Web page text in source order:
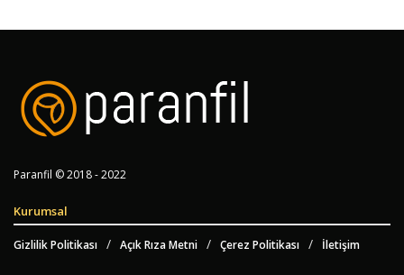
Paranfil © 2018 - 2022
Kurumsal
Gizlilik Politikası Açık Rıza Metni Çerez Politikası İletişim